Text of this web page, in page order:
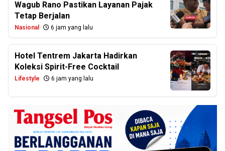
Wagub Rano Pastikan Layanan Pajak
Tetap Berjalan
Nasional 6 jam yang lalu
Hotel Tentrem Jakarta Hadirkan
Koleksi Spirit-Free Cocktail
Lifestyle 6 jam yang lalu